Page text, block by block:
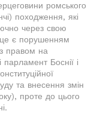
ромського
походження, які
через свою
це є порушенням
правом на
Боснії і
та внесення змін
проте до цього